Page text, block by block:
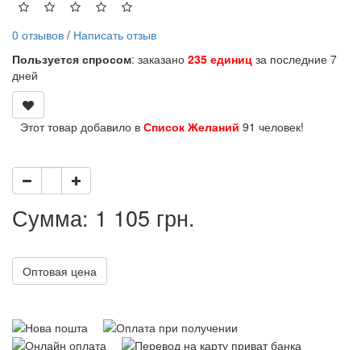
0 отзывов / Написать отзыв
Пользуется спросом: заказано 235 единиц за последние 7
дней
Этот товар добавило в Список Желаний 91 человек!
Сумма: 1 105 грн.
Оптовая цена